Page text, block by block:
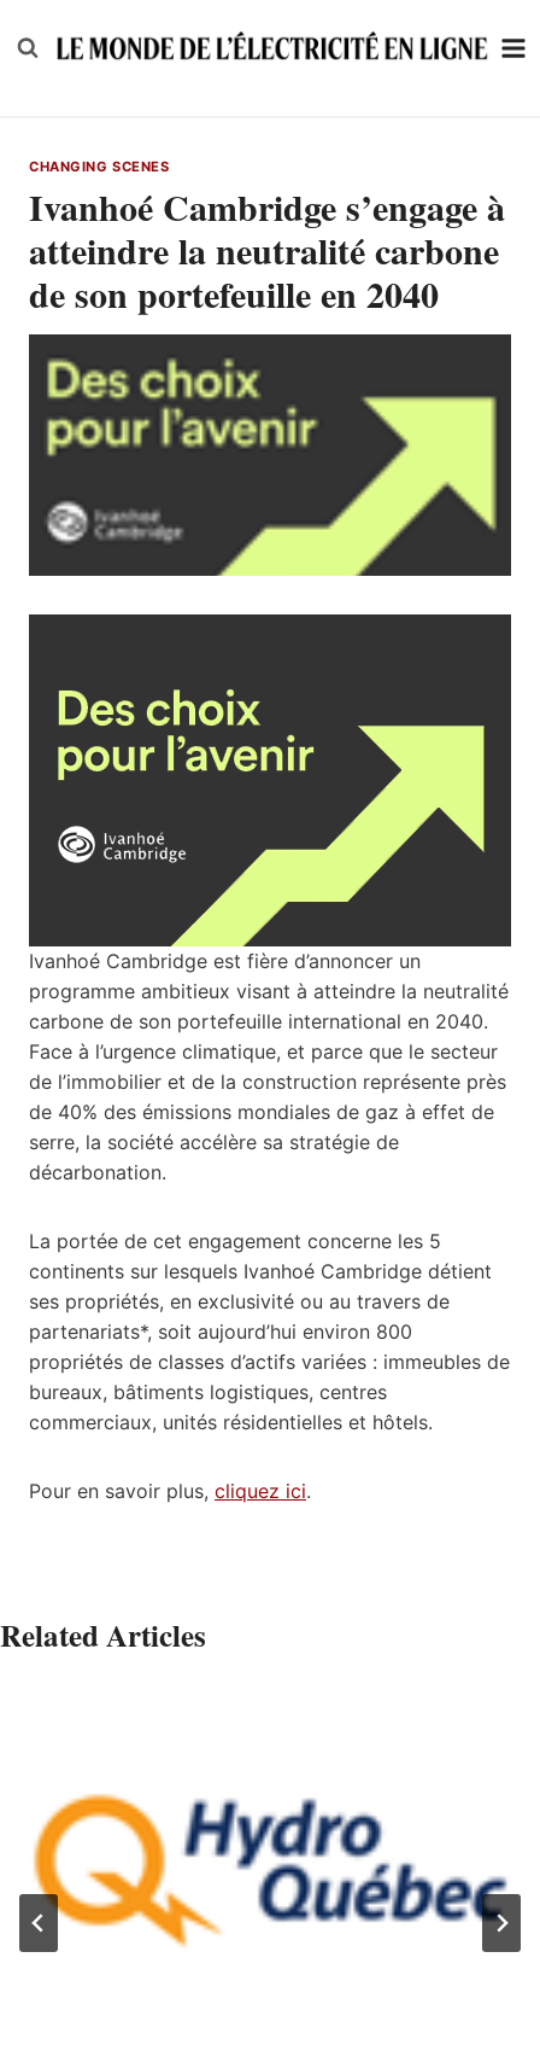
to
CHANGING SCENES
Ivanhoé Cambridge s’engage à
atteindre la neutralité carbone
de son portefeuille en 2040
Ivanhoé Cambridge est fière d’annoncer un
programme ambitieux visant à atteindre la neutralité
carbone de son portefeuille international en 2040.
Face à l’urgence climatique, et parce que le secteur
de l’immobilier et de la construction représente près
de 40% des émissions mondiales de gaz à effet de
serre, la société accélère sa stratégie de
décarbonation.
La portée de cet engagement concerne les 5
continents sur lesquels Ivanhoé Cambridge détient
ses propriétés, en exclusivité ou au travers de
partenariats*, soit aujourd’hui environ 800
propriétés de classes d’actifs variées : immeubles de
bureaux, bâtiments logistiques, centres
commerciaux, unités résidentielles et hôtels.
Pour en savoir plus, cliquez ici.
Related Articles